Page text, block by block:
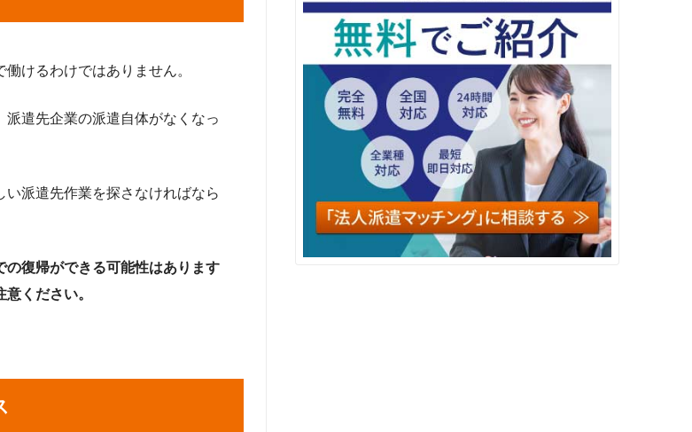
けるわけではありません。
遣先企業の派遣自体がなくなっ
派遣先作業を探さなければなら
復帰ができる可能性はあります
ください。